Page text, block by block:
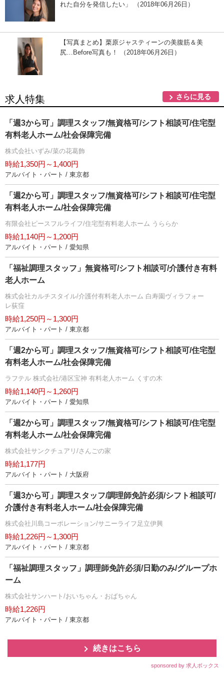
れた自分を発信したい」 （2018年06月26日）
【写真まとめ】栗原ジャスティーンの美腹筋＆美
尻…Before写真も！ （2018年06月26日）
求人特集 さらに見る
「週3から可」調理スタッフ/無資格可/シフト相談可/住宅型
有料老人ホーム/社会保障完備
株式会社いずみ/菜の花葛飾
時給1,350円～1,400円
アルバイト・パート / 東京都
「週2から可」調理スタッフ/無資格可/シフト相談可/住宅型
有料老人ホーム/社会保障完備
有限会社ピースフルライフ/住宅型有料老人ホーム うららか
時給1,140円～1,200円
アルバイト・パート / 愛知県
「福祉調理スタッフ」無資格可/シフト相談可/介護付き有料
老人ホーム
株式会社カルチスタイル/介護付有料老人ホーム 白寿園ヴィラフォー
レ荻窪
時給1,250円～1,300円
アルバイト・パート / 東京都
「週2から可」調理スタッフ/無資格可/シフト相談可/住宅型
有料老人ホーム/社会保障完備
ラフテル 株式会社/港区宝神 有料老人ホーム くすの木
時給1,140円～1,260円
アルバイト・パート / 愛知県
「週2から可」調理スタッフ/無資格可/シフト相談可/住宅型
有料老人ホーム/社会保障完備
株式会社サンクチュアリ/さんごの家
時給1,177円
アルバイト・パート / 大阪府
「週3から可」調理スタッフ/調理師免許必須/シフト相談可/
介護付き有料老人ホーム/社会保障完備
株式会社川島コーポレーション/サニーライフ足立伊興
時給1,226円～1,300円
アルバイト・パート / 東京都
「福祉調理スタッフ」調理師免許必須/日勤のみ/グループホ
ーム
株式会社サンハート/おいちゃん・おばちゃん
時給1,226円
アルバイト・パート / 東京都
続きはこちら
sponsored by 求人ボックス